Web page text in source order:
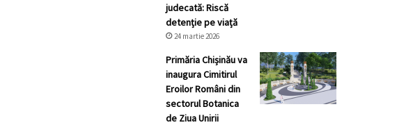
judecată: Riscă
detenție pe viață
24 martie 2026
Primăria Chișinău va
inaugura Cimitirul
Eroilor Români din
sectorul Botanica
de Ziua Unirii